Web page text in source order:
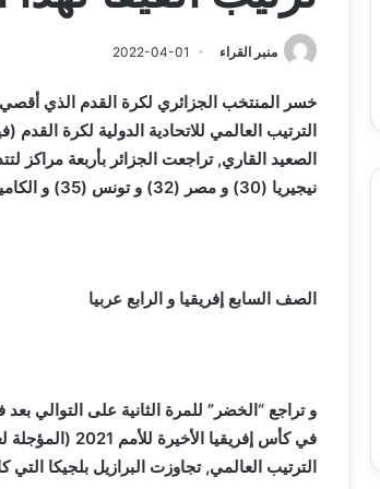
منبر القراء 2022-04-01
الترتيب العالمي للاتحادية الدولية لكرة
نيجيريا (30) و مصر (32) و تونس (35) و الكاميرون (37).
الصف السابع إفريقيا و الرابع عربيا
الترتيب العالمي, تجاوزت البرازيل بلجيكا التي
قرعة الدور التمهيدي لأبطال
وكأس الكونفدرالية يوم الخميس
الدين